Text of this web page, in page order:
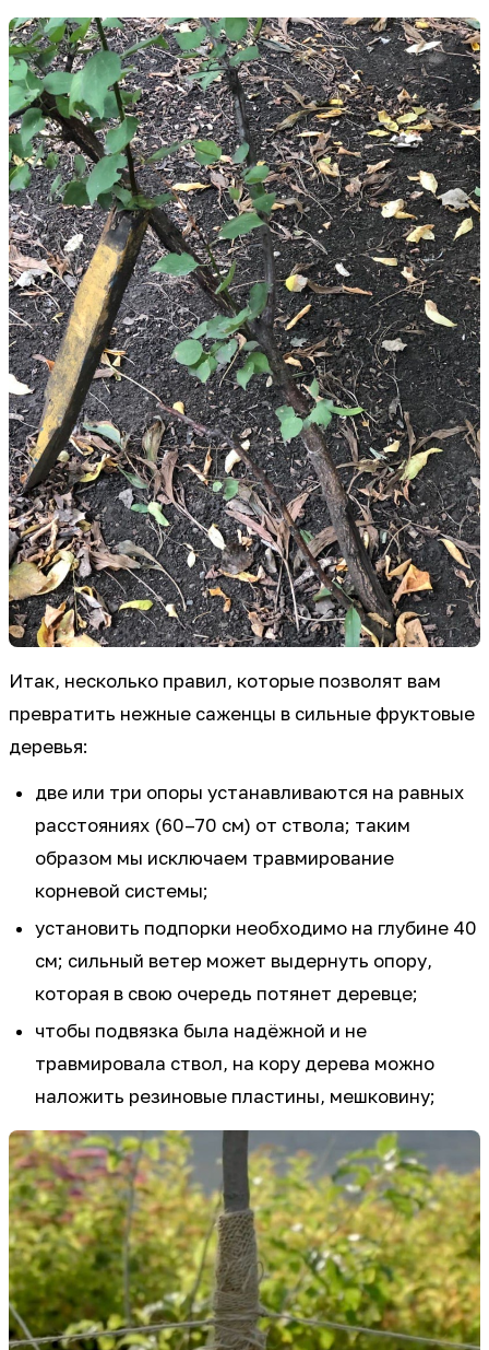
Итак, несколько правил, которые позволят вам
превратить нежные саженцы в сильные фруктовые
деревья:
две или три опоры устанавливаются на равных
расстояниях (60–70 см) от ствола; таким
образом мы исключаем травмирование
корневой системы;
установить подпорки необходимо на глубине 40
см; сильный ветер может выдернуть опору,
которая в свою очередь потянет деревце;
чтобы подвязка была надёжной и не
травмировала ствол, на кору дерева можно
наложить резиновые пластины, мешковину;